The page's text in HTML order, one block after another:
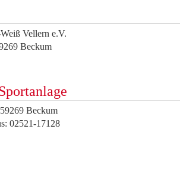
Vellern e.V.
Beckum
Beckum
02521-17128